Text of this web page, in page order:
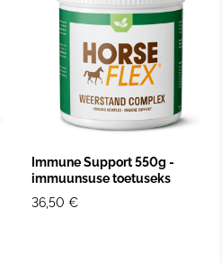
Immune Support 550g -
immuunsuse toetuseks
36,50 €